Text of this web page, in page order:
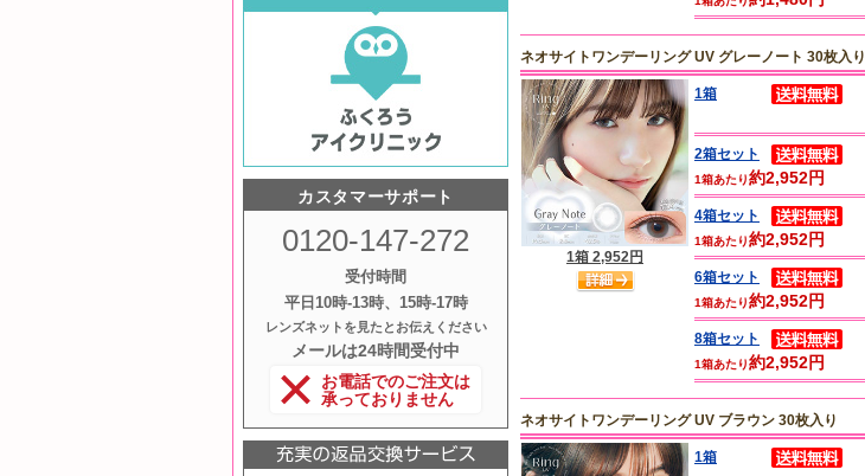
カスタマーサポート
0120-147-272
受付時間
平日10時‐13時、15時‐17時
レンズネットを見たとお伝えください
メールは24時間受付中
お電話でのご注文は
承っておりません
ネオサイトワンデーリング UV グレーノート 30枚入り
1箱 2,952円
1箱
2箱セット
1箱あたり約2,952円
4箱セット
1箱あたり約2,952円
6箱セット
1箱あたり約2,952円
8箱セット
1箱あたり約2,952円
ネオサイトワンデーリング UV ブラウン 30枚入り
1箱